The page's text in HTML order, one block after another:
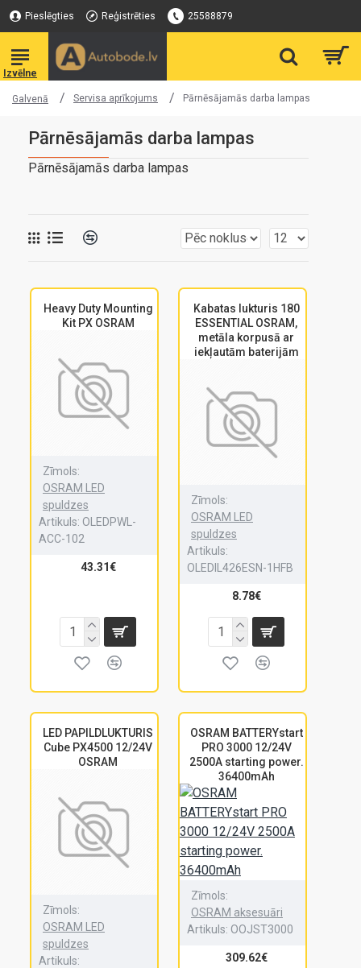
Pieslēgties Reģistrēties 25588879
Galvenā Servisa aprīkojums Pārnēsājamās darba lampas
Pārnēsājamās darba lampas
Pārnēsājamās darba lampas
Heavy Duty Mounting
Kit PX OSRAM
Zīmols:
OSRAM LED
spuldzes
Artikuls: OLEDPWL-
ACC-102
43.31€
Kabatas lukturis 180
ESSENTIAL OSRAM,
metāla korpusā ar
iekļautām baterijām
Zīmols:
OSRAM LED
spuldzes
Artikuls:
OLEDIL426ESN-1HFB
8.78€
LED PAPILDLUKTURIS
Cube PX4500 12/24V
OSRAM
Zīmols:
OSRAM LED
spuldzes
Artikuls:
OSRAM BATTERYstart
PRO 3000 12/24V
2500A starting power.
36400mAh
Zīmols:
OSRAM aksesuāri
Artikuls: OOJST3000
309.62€